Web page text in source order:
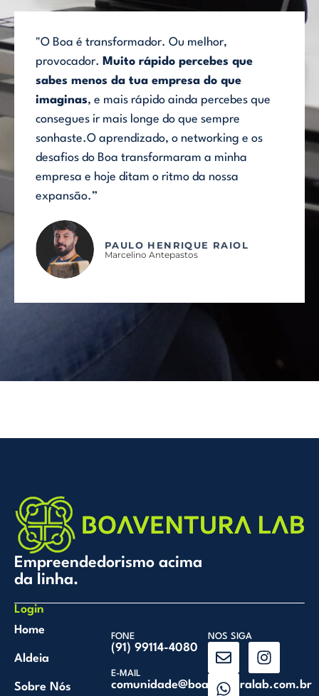
"O Boa é transformador. Ou melhor,
provocador. Muito rápido percebes que
sabes menos da tua empresa do que
imaginas, e mais rápido ainda percebes que
consegues ir mais longe do que sempre
sonhaste.O aprendizado, o networking e os
desafios do Boa transformaram a minha
empresa e hoje ditam o ritmo da nossa
expansão.”
PAULO HENRIQUE RAIOL
Marcelino Antepastos
Empreendedorismo acima
da linha.
Login
Home
Aldeia
Sobre Nós
FONE
(91) 99114-4080
E-MAIL
comunidade@boaventuralab.com.br
NOS SIGA